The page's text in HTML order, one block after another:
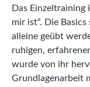
Das
mir ist“. Die
alleine geübt
ruhigen,
wurde von ihr
Grundlagenarbeit